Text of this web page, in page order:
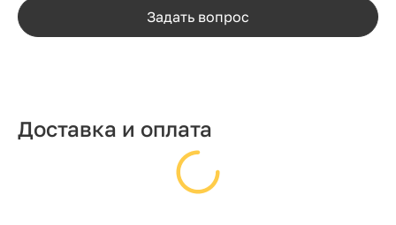
Задать вопрос
Доставка и оплата